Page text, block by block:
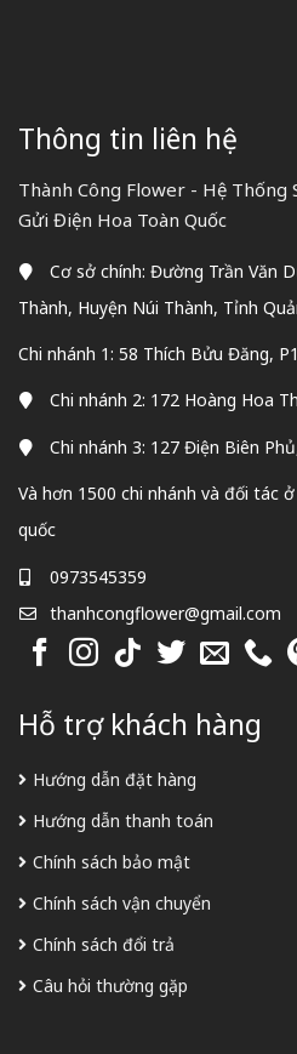
Thông tin liên hệ
Thành Công Flower - Hệ Thống
Gửi Điện Hoa Toàn Quốc
Cơ sở chính: Đường Trần Văn
Thành, Huyện Núi Thành, Tỉnh
Chi nhánh 1: 58 Thích Bửu Đăng,
Chi nhánh 2: 172 Hoàng Hoa
Chi nhánh 3: 127 Điện Biên
Và hơn 1500 chi nhánh và đối tác
quốc
0973545359
thanhcongflower@gmail.com
Hỗ trợ khách hàng
Hướng dẫn đặt hàng
Hướng dẫn thanh toán
Chính sách bảo mật
Chính sách vận chuyển
Chính sách đổi trả
Câu hỏi thường gặp